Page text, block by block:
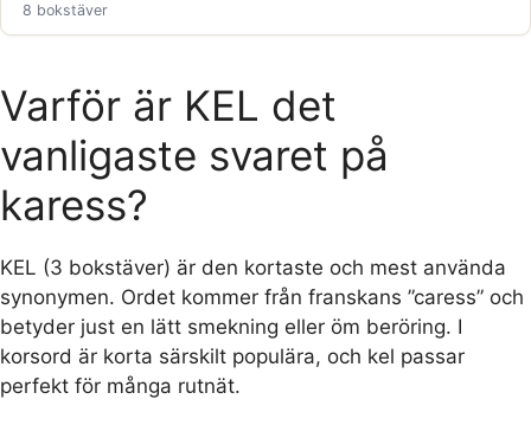
8 bokstäver
Varför är KEL det
vanligaste svaret på
karess?
KEL (3 bokstäver) är den kortaste och mest använda
synonymen. Ordet kommer från franskans ”caress” och
betyder just en lätt smekning eller öm beröring. I
korsord är korta särskilt populära, och kel passar
perfekt för många rutnät.